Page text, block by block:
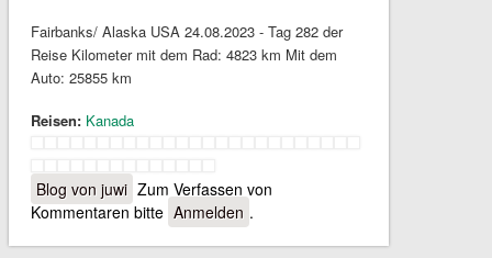
Fairbanks/ Alaska USA 24.08.2023 - Tag 282 der
Reise Kilometer mit dem Rad: 4823 km Mit dem
Auto: 25855 km
Reisen: Kanada
Blog von juwi Zum Verfassen von
Kommentaren bitte Anmelden .